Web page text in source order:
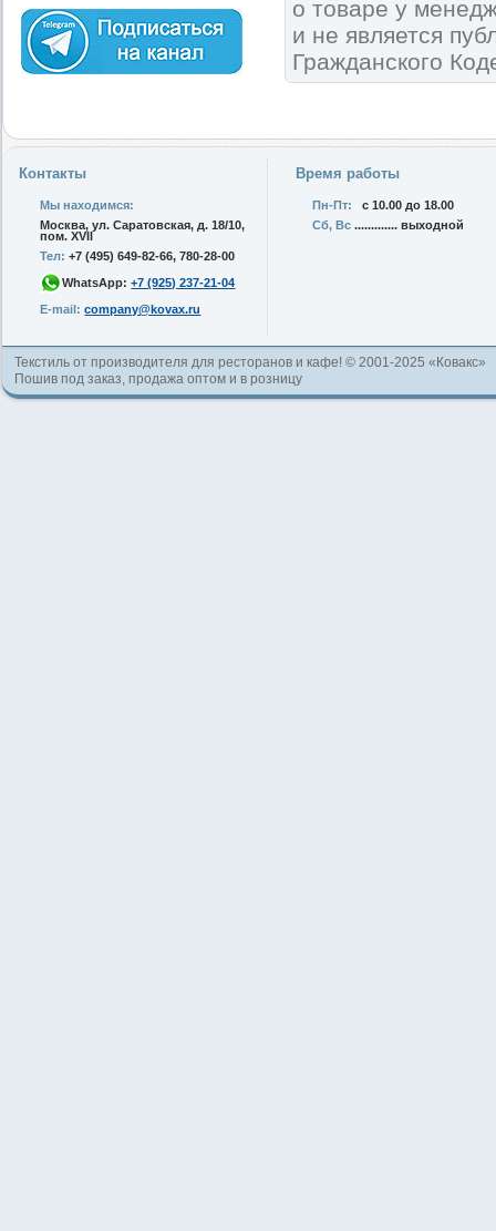
о товаре у
и не является
Гражданского
Контакты
Мы находимся:
Москва, ул. Саратовская, д. 18/10,
пом. XVII
Тел:+7 (495) 649-82-66, 780-28-00
WhatsApp:+7 (925) 237-21-04
E-mail: company@kovax.ru
Время работы
Пн-Пт:
с 10.00 до 18.00
Сб, Вс............. выходной
Текстиль от производителя для ресторанов и кафе! © 2001-2025 «Ковакс»
Пошив под заказ, продажа оптом и в розницу